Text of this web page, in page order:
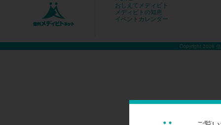
おしえてメディビト
メディビトの知恵
イベントカレンダー
Copyright 2026